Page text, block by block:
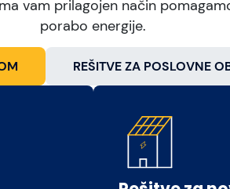
vam prilagojen način
porabo energije.
REŠITVE ZA POSLOVNE